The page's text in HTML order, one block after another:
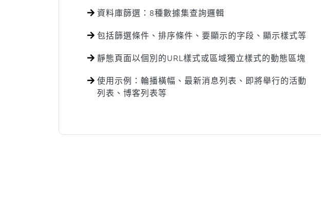
資料庫篩選：8種數據集查詢邏輯
包括篩選條件、排序條件、要顯示的字段、顯示樣式等
靜態頁面以個別的URL樣式或區域獨立樣式的動態區塊
使用示例：輪播橫幅、最新消息列表、即將舉行的活動
列表、博客列表等